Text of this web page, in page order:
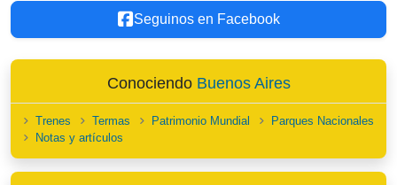
Seguinos en Facebook
Conociendo Buenos Aires
Trenes Termas Patrimonio Mundial
Parques Nacionales
Notas y artículos